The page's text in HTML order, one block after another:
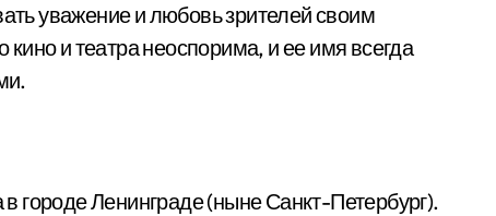
уважение и любовь зрителей своим
кино и театра неоспорима, и ее имя всегда
городе Ленинграде (ныне Санкт-Петербург).